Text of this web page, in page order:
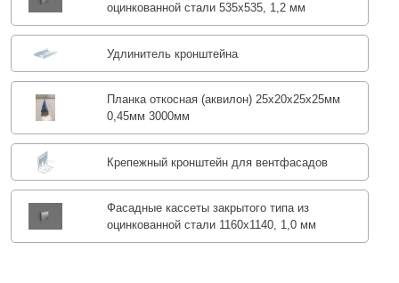
оцинкованной стали 535х535, 1,2 мм
Удлинитель кронштейна
Планка откосная (аквилон) 25х20х25х25мм
0,45мм 3000мм
Крепежный кронштейн для вентфасадов
Фасадные кассеты закрытого типа из
оцинкованной стали 1160х1140, 1,0 мм